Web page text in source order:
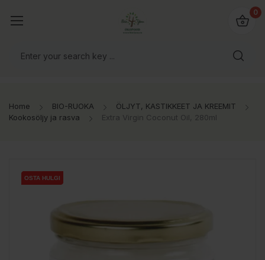
0
Home BIO-RUOKA
ÖLJYT, KASTIKKEET JA KREEMIT
Kookosöljy ja rasva
Extra Virgin Coconut Oil, 280ml
OSTA HULGI
OSTA HULGI
OSTA HULGI